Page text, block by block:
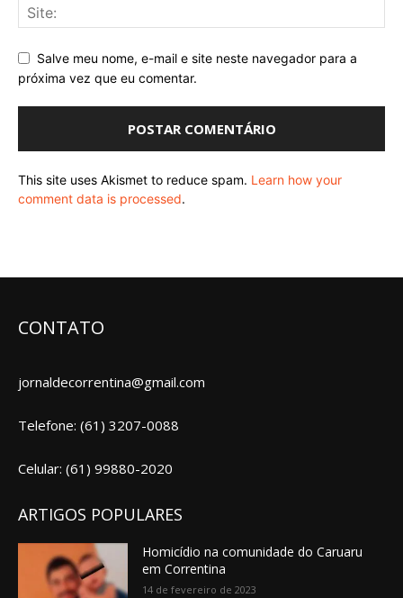
Salve meu nome, e-mail e site neste navegador para a
próxima vez que eu comentar.
This site uses Akismet to reduce spam. Learn how your
comment data is processed.
CONTATO
jornaldecorrentina@gmail.com
Telefone: (61) 3207-0088
Celular: (61) 99880-2020
ARTIGOS POPULARES
Homicídio na comunidade do Caruaru
em Correntina
14 de fevereiro de 2023